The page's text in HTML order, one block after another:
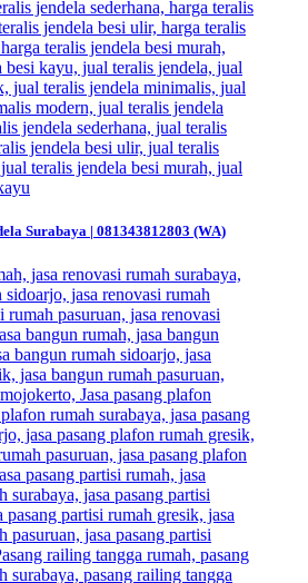
Surabaya | 081343812803 (WA)